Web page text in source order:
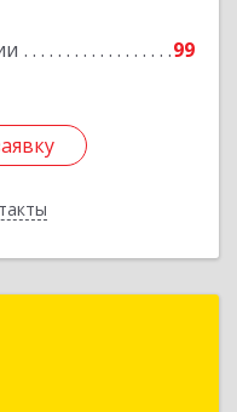
99
Подробнее
г, Карла